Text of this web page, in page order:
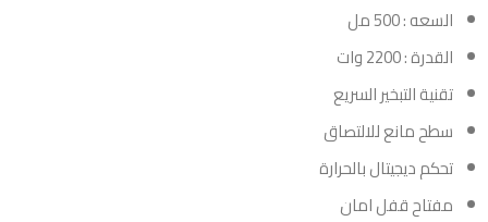
السعه : 500 مل
القدرة : 2200 وات
تقنية التبخير السريع
سطح مانع للالتصاق
تحكم ديجيتال بالحرارة
مفتاح قفل امان